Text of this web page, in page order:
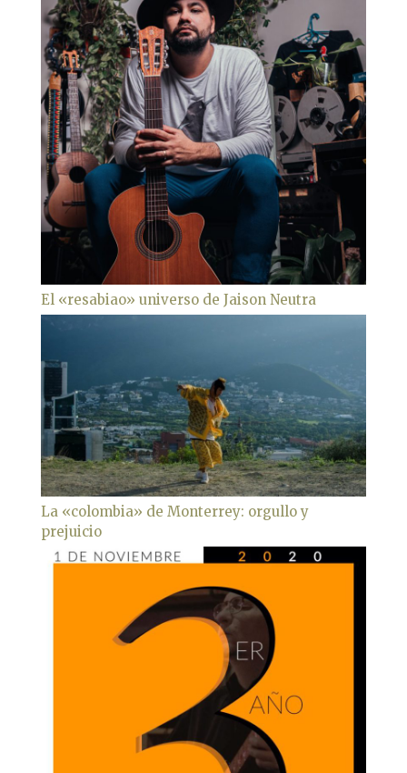
El «resabiao» universo de Jaison Neutra
La «colombia» de Monterrey: orgullo y
prejuicio